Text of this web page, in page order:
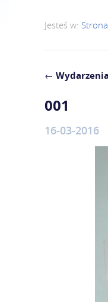
Jesteś w:
← Wydarzenia
001
16-03-2016